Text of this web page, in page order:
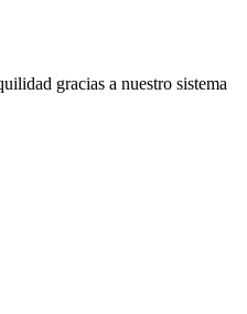
gracias a nuestro sistema